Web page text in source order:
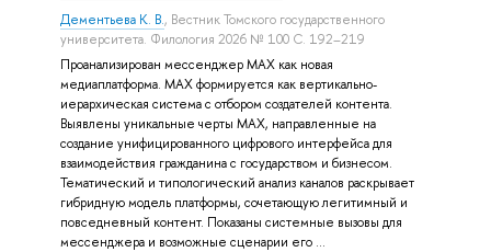
Дементьева К. В., Вестник Томского государственного
университета. Филология 2026 № 100 С. 192–219
Проанализирован мессенджер MAX как новая
медиаплатформа. MAX формируется как вертикально-
иерархическая система с отбором создателей контента.
Выявлены уникальные черты MAX, направленные на
создание унифицированного цифрового интерфейса для
взаимодействия гражданина с государством и бизнесом.
Тематический и типологический анализ каналов раскрывает
гибридную модель платформы, сочетающую легитимный и
повседневный контент. Показаны системные вызовы для
мессенджера и возможные сценарии его ...